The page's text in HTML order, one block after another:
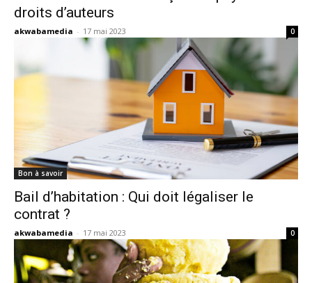
droits d’auteurs
akwabamedia - 17 mai 2023 0
Bon à savoir
Bail d’habitation : Qui doit légaliser le
contrat ?
akwabamedia - 17 mai 2023 0